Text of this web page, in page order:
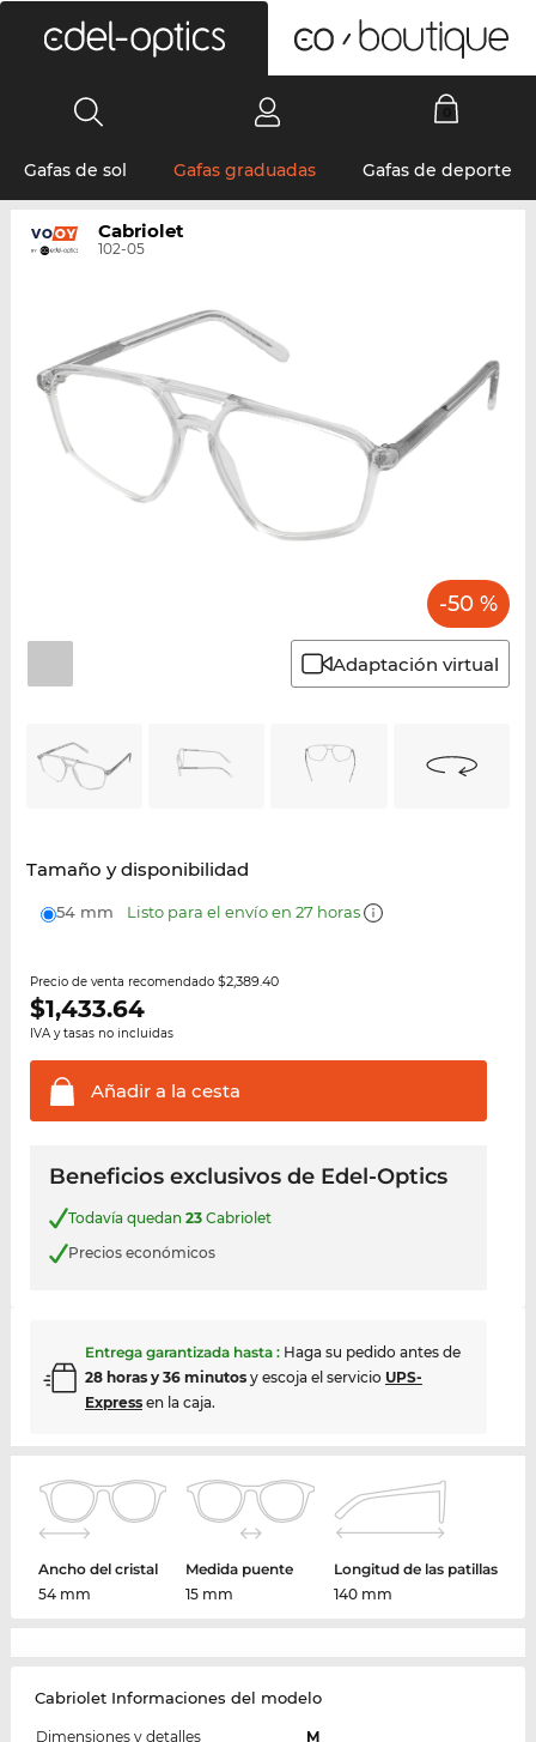
Gafas de sol Gafas graduadas Gafas de deporte
Cabriolet
102-05
-50 %
Adaptación virtual
Tamaño y disponibilidad
54 mm Listo para el envío en 27 horas
Precio de venta recomendado $2,389.40
$1,433.64
IVA y tasas no incluidas
Añadir a la cesta
Beneficios exclusivos de Edel-Optics
Todavía quedan 23Cabriolet
Precios económicos
Entrega garantizada hasta : Haga su pedido antes de
28 horas y 36 minutosy escoja el servicio UPS-
Expressen la caja.
Ancho del cristal
54 mm
Medida puente
15 mm
Longitud de las patillas
140 mm
Cabriolet Informaciones del modelo
Dimensiones y detalles
M